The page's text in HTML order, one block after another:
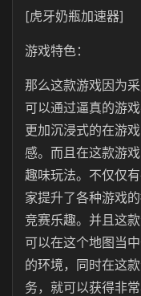
[虎牙奶瓶加速器]
游戏特色：
那么这款游戏因为
可以通过逼真的游
更加沉浸式的在游
感。而且在这款游
趣味玩法。不仅仅
家提升了各种游戏
竞赛乐趣。并且这
可以在这个地图当
的环境，同时在这
务，就可以获得非常